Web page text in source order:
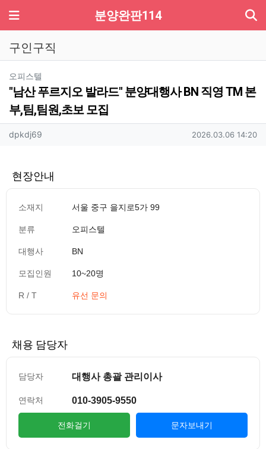
메뉴 분양완판114
구인구직
오피스텔
"남산 푸르지오 발라드" 분양대행사 BN 직영 TM 본
부,팀,팀원,초보 모집
작성자 정보
dpkdj69 작성일
2026.03.06 14:20
현장안내
소재지 서울 중구 을지로5가 99
분류 오피스텔
대행사 BN
모집인원 10~20명
R / T 유선 문의
채용 담당자
담당자 대행사 총괄 관리이사
연락처 010-3905-9550
전화걸기 문자보내기